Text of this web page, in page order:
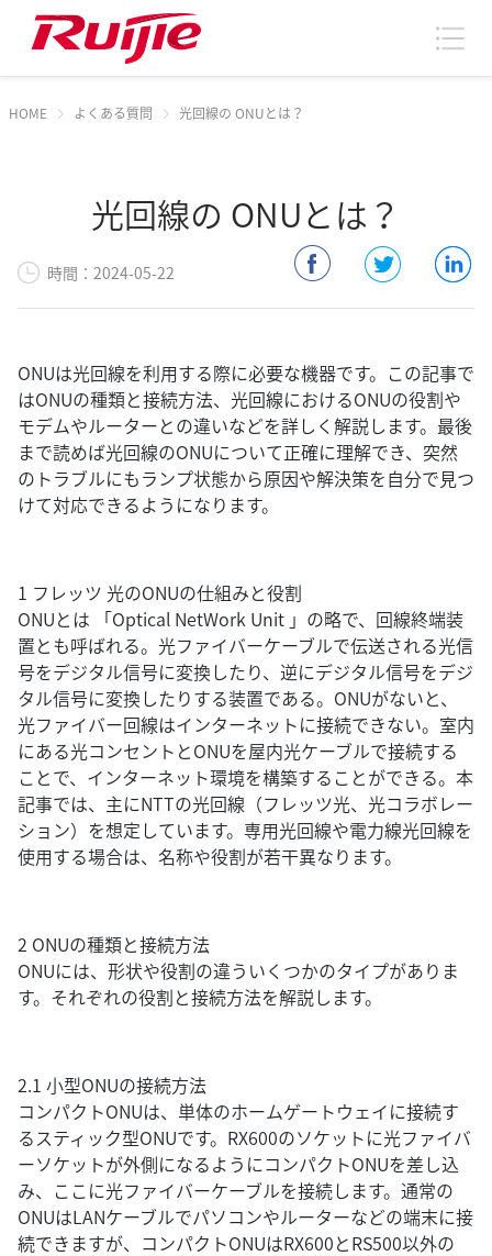
HOME よくある質問 光回線の ONUとは？
光回線の ONUとは？
時間：2024-05-22
ONUは光回線を利用する際に必要な機器です。この記事で
はONUの種類と接続方法、光回線におけるONUの役割や
モデムやルーターとの違いなどを詳しく解説します。最後
まで読めば光回線のONUについて正確に理解でき、突然
のトラブルにもランプ状態から原因や解決策を自分で見つ
けて対応できるようになります。
1 フレッツ 光のONUの仕組みと役割
ONUとは 「Optical NetWork Unit 」の略で、回線終端装
置とも呼ばれる。光ファイバーケーブルで伝送される光信
号をデジタル信号に変換したり、逆にデジタル信号をデジ
タル信号に変換したりする装置である。ONUがないと、
光ファイバー回線はインターネットに接続できない。室内
にある光コンセントとONUを屋内光ケーブルで接続する
ことで、インターネット環境を構築することができる。本
記事では、主にNTTの光回線（フレッツ光、光コラボレー
ション）を想定しています。専用光回線や電力線光回線を
使用する場合は、名称や役割が若干異なります。
2 ONUの種類と接続方法
ONUには、形状や役割の違ういくつかのタイプがありま
す。それぞれの役割と接続方法を解説します。
2.1 小型ONUの接続方法
コンパクトONUは、単体のホームゲートウェイに接続す
るスティック型ONUです。RX600のソケットに光ファイバ
ーソケットが外側になるようにコンパクトONUを差し込
み、ここに光ファイバーケーブルを接続します。通常の
ONUはLANケーブルでパソコンやルーターなどの端末に接
続できますが、コンパクトONUはRX600とRS500以外の